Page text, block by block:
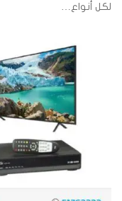
لكل أنواع…